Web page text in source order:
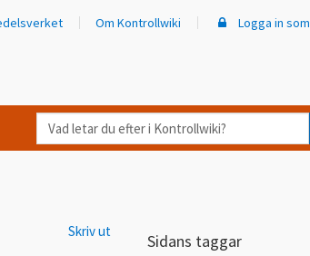
Om Kontrollwiki Logga in
Vad
letar
Kontrollwiki?
Skriv ut Sidans taggar